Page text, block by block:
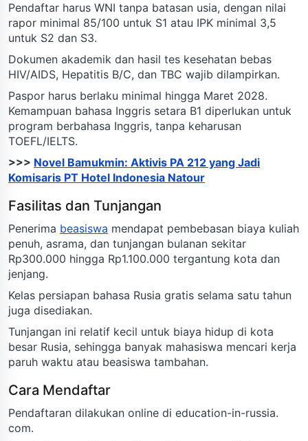
Pendaftar harus WNI tanpa batasan usia, dengan nilai
rapor minimal 85/100 untuk S1 atau IPK minimal 3,5
untuk S2 dan S3.
Dokumen akademik dan hasil tes kesehatan bebas
HIV/AIDS, Hepatitis B/C, dan TBC wajib dilampirkan.
Paspor harus berlaku minimal hingga Maret 2028.
Kemampuan bahasa Inggris setara B1 diperlukan untuk
program berbahasa Inggris, tanpa keharusan
TOEFL/IELTS.
>>> Novel Bamukmin: Aktivis PA 212 yang Jadi
Komisaris PT Hotel Indonesia Natour
Fasilitas dan Tunjangan
Penerima beasiswa mendapat pembebasan biaya kuliah
penuh, asrama, dan tunjangan bulanan sekitar
Rp300.000 hingga Rp1.100.000 tergantung kota dan
jenjang.
Kelas persiapan bahasa Rusia gratis selama satu tahun
juga disediakan.
Tunjangan ini relatif kecil untuk biaya hidup di kota
besar Rusia, sehingga banyak mahasiswa mencari kerja
paruh waktu atau beasiswa tambahan.
Cara Mendaftar
Pendaftaran dilakukan online di education-in-russia.
com.